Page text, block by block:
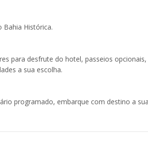
Bahia Histórica.
para desfrute do hotel, passeios
a sua escolha.
programado, embarque com destino a